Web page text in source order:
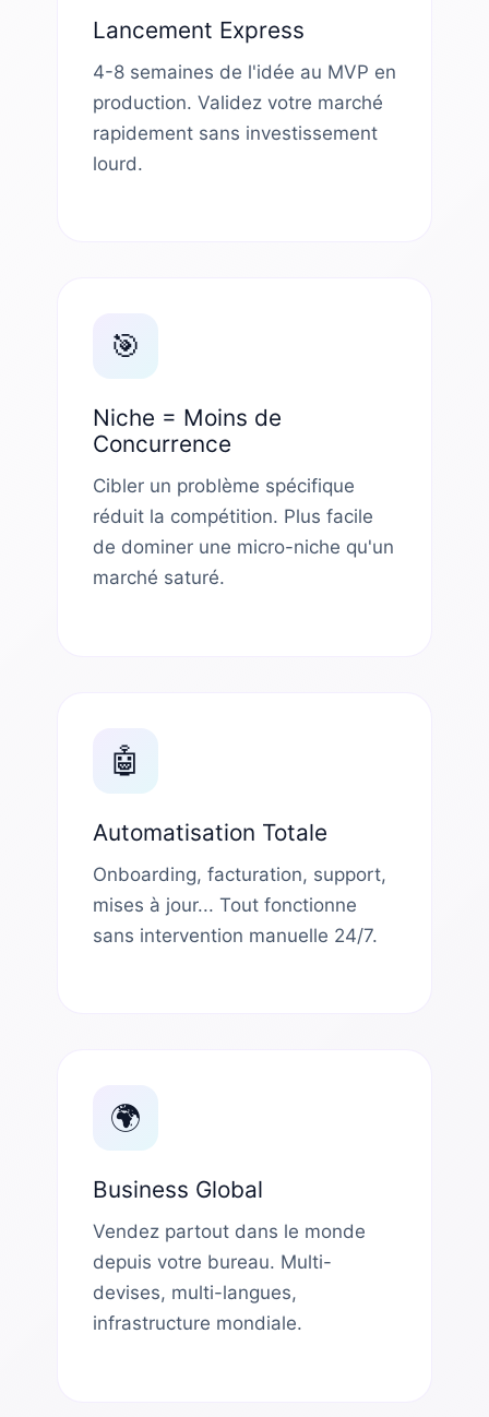
Lancement Express
4-8 semaines de l'idée au MVP en
production. Validez votre marché
rapidement sans investissement
lourd.
🎯
Niche = Moins de
Concurrence
Cibler un problème spécifique
réduit la compétition. Plus facile
de dominer une micro-niche qu'un
marché saturé.
🤖
Automatisation Totale
Onboarding, facturation, support,
mises à jour... Tout fonctionne
sans intervention manuelle 24/7.
🌍
Business Global
Vendez partout dans le monde
depuis votre bureau. Multi-
devises, multi-langues,
infrastructure mondiale.